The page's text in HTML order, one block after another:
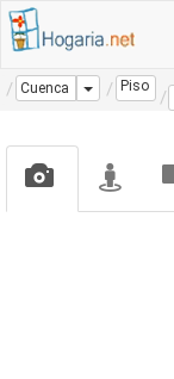
Cuenca Dropdown
Piso